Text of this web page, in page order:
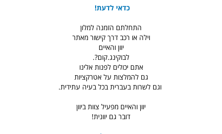
כדאי לדעת!
התחלתם הזמנה למלון
וילה או רכב דרך קישור מאתר
יוון והאיים
לבוקינג.קום?.
אתם יכולים לפנות אלינו
גם להמלצות על אטרקציות
וגם לשרות בעברית בכל בעיה עתידית.
יוון והאיים מפעיל צוות ביוון
דובר גם יוונית!